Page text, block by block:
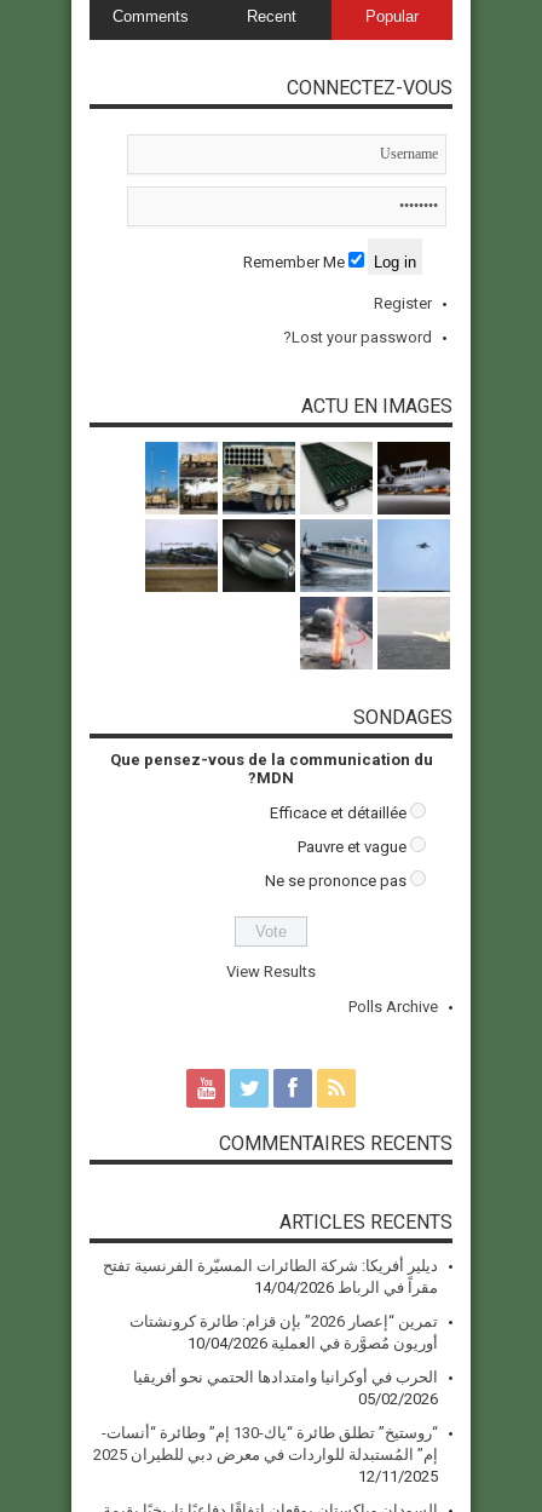
Popular
Recent
Comments
CONNECTEZ-VOUS
Register
Lost your password?
ACTU EN IMAGES
SONDAGES
Que pensez-vous de la communication du
MDN?
Efficace et détaillée
Pauvre et vague
Ne se prononce pas
View Results
Polls Archive
COMMENTAIRES RECENTS
ARTICLES RECENTS
ديلير أفريكا: شركة الطائرات المسيّرة الفرنسية تفتح
مقراً في الرباط 14/04/2026
تمرين “إعصار 2026” بإن قزام: طائرة كرونشتات
أوريون مُصوَّرة في العملية 10/04/2026
الحرب في أوكرانيا وامتدادها الحتمي نحو أفريقيا
05/02/2026
“روستيخ” تطلق طائرة “ياك-130 إم” وطائرة “أنسات-
إم” المُستبدلة للواردات في معرض دبي للطيران 2025
12/11/2025